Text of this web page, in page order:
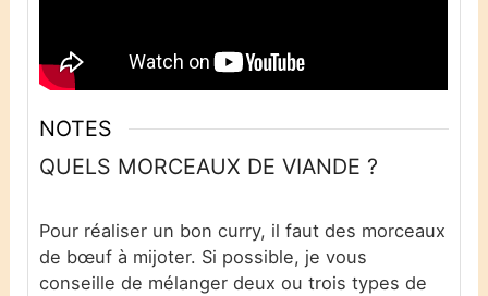
NOTES
QUELS MORCEAUX DE VIANDE ?
Pour réaliser un bon curry, il faut des morceaux
de bœuf à mijoter. Si possible, je vous
conseille de mélanger deux ou trois types de